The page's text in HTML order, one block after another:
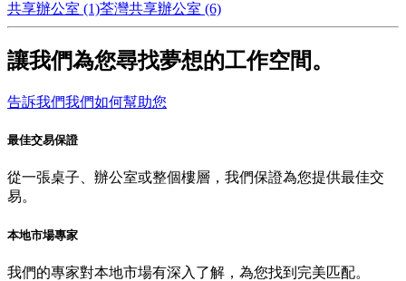
共享辦公室 (1)荃灣共享辦公室 (6)
讓我們為您尋找夢想的工作空間。
告訴我們我們如何幫助您
最佳交易保證
從一張桌子、辦公室或整個樓層，我們保證為您提供最佳交
易。
本地市場專家
我們的專家對本地市場有深入了解，為您找到完美匹配。